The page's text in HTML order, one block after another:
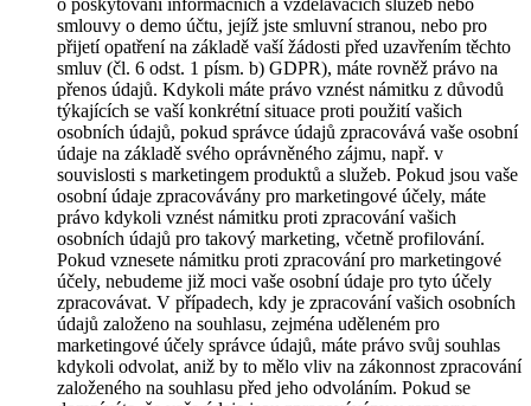
o poskytování informačních a vzdělávacích služeb nebo
smlouvy o demo účtu, jejíž jste smluvní stranou, nebo pro
přijetí opatření na základě vaší žádosti před uzavřením těchto
smluv (čl. 6 odst. 1 písm. b) GDPR), máte rovněž právo na
přenos údajů. Kdykoli máte právo vznést námitku z důvodů
týkajících se vaší konkrétní situace proti použití vašich
osobních údajů, pokud správce údajů zpracovává vaše osobní
údaje na základě svého oprávněného zájmu, např. v
souvislosti s marketingem produktů a služeb. Pokud jsou vaše
osobní údaje zpracovávány pro marketingové účely, máte
právo kdykoli vznést námitku proti zpracování vašich
osobních údajů pro takový marketing, včetně profilování.
Pokud vznesete námitku proti zpracování pro marketingové
účely, nebudeme již moci vaše osobní údaje pro tyto účely
zpracovávat. V případech, kdy je zpracování vašich osobních
údajů založeno na souhlasu, zejména uděleném pro
marketingové účely správce údajů, máte právo svůj souhlas
kdykoli odvolat, aniž by to mělo vliv na zákonnost zpracování
založeného na souhlasu před jeho odvoláním. Pokud se